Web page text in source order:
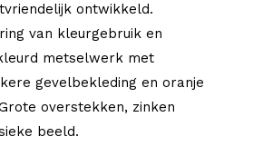
ontwikkeld.
van kleurgebruik en
metselwerk met
gevelbekleding en oranje
overstekken, zinken
beeld.